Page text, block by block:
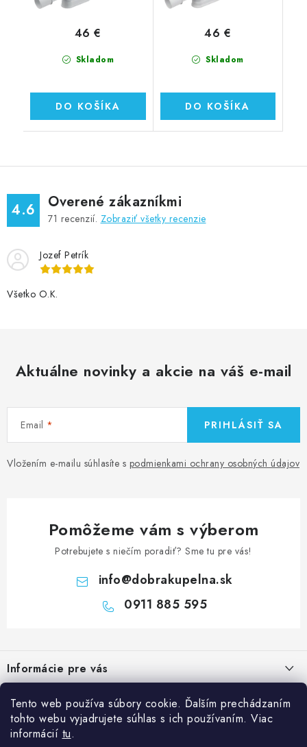
Tento web používa súbory cookie. Ďalším prechádzaním
tohto webu vyjadrujete súhlas s ich používaním. Viac
informácií tu.
Skladom
46 €
DO KOŠÍKA
Skladom
46 €
DO KOŠÍKA
4.6 Overené zákazníkmi
71 recenzií. Zobraziť všetky recenzie
Jozef Petrík
Všetko O.K.
Aktuálne novinky a akcie na váš e-mail
Email
Vložením e-mailu súhlasíte s podmienkami ochrany osobných údajov
PRIHLÁSIŤ SA
Pomôžeme vám s výberom
Potrebujete s niečím poradiť? Sme tu pre vás!
info@dobrakupelna.sk
0911 885 595
p
ä
Informácie pre vás
Obchodné podmienky
Kategórie
Sprchové dvere
Blog